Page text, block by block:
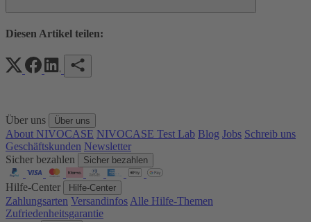
Diesen Artikel teilen:
Über uns Über uns
About NIVOCASE NIVOCASE Test Lab Blog Jobs Schreib uns
Geschäftskunden Newsletter
Sicher bezahlen
Sicher bezahlen
Hilfe-Center Hilfe-Center
Zahlungsarten Versandinfos Alle Hilfe-Themen
Zufriedenheitsgarantie